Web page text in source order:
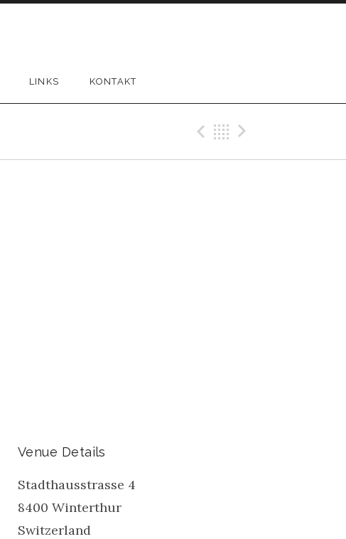
LINKS KONTAKT
Previous Gig
Back
Venue Details
Stadthausstrasse 4
8400 Winterthur
Switzerland